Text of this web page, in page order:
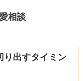
葉だけでなく、仕草
感情を伝えられま
相談
り出すタイミン